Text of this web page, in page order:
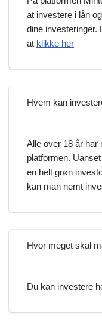
at investere i lån
dine
at klikke her
Hvem kan
Alle over 18 år har
platformen.
en helt grøn
kan man nemt
Hvor meget skal
Du kan investere